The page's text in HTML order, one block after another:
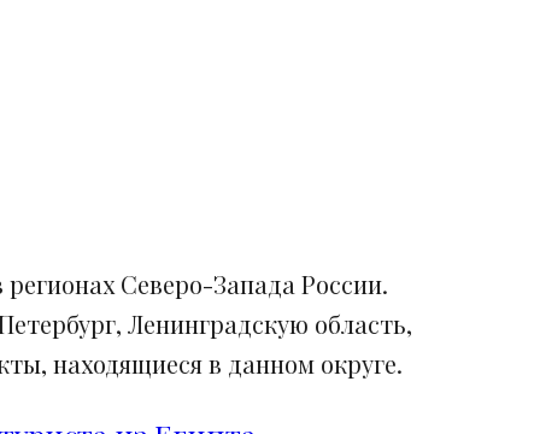
Северо-Запада России.
Ленинградскую область,
находящиеся в данном округе.